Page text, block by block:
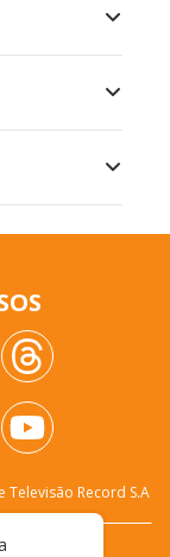
Televisão Record S.A